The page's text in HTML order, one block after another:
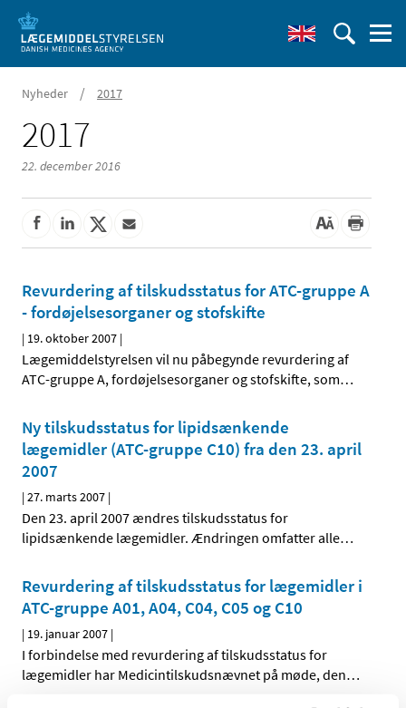
Nyheder / 2017
2017
22. december 2016
Revurdering af tilskudsstatus for ATC-gruppe A
- fordøjelsesorganer og stofskifte
| 19. oktober 2007 |
Lægemiddelstyrelsen vil nu påbegynde revurdering af
ATC-gruppe A, fordøjelsesorganer og stofskifte, som…
Ny tilskudsstatus for lipidsænkende
lægemidler (ATC-gruppe C10) fra den 23. april
2007
|27. marts 2007 |
Den 23. april 2007 ændres tilskudsstatus for
lipidsænkende lægemidler. Ændringen omfatter alle…
Revurdering af tilskudsstatus for lægemidler i
ATC-gruppe A01, A04, C04, C05 og C10
| 19. januar 2007 |
I forbindelse med revurdering af tilskudsstatus for
lægemidler har Medicintilskudsnævnet på møde, den…